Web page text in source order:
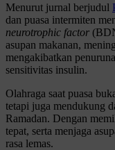
Menurut jurnal berjudul
dan puasa intermiten
neurotrophic factor
asupan makanan,
mengakibatkan
sensitivitas insulin.
Olahraga saat puasa
tetapi juga mendukung
Ramadan. Dengan
tepat, serta menjaga
rasa lemas.